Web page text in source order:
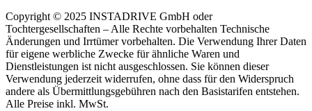
Copyright © 2025 INSTADRIVE GmbH oder
Tochtergesellschaften – Alle Rechte vorbehalten Technische
Änderungen und Irrtümer vorbehalten. Die Verwendung Ihrer Daten
für eigene werbliche Zwecke für ähnliche Waren und
Dienstleistungen ist nicht ausgeschlossen. Sie können dieser
Verwendung jederzeit widerrufen, ohne dass für den Widerspruch
andere als Übermittlungsgebühren nach den Basistarifen entstehen.
Alle Preise inkl. MwSt.